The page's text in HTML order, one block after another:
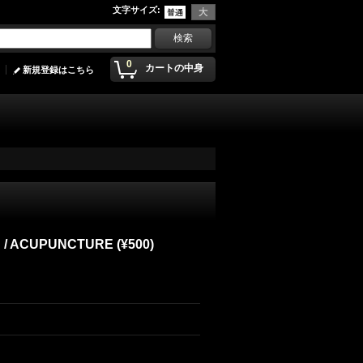
文字サイズ:
0 カートの中身
新規登録はこちら
ACUPUNCTURE (¥500)